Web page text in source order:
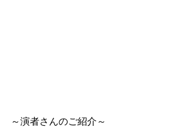
～演者さんのご紹介～